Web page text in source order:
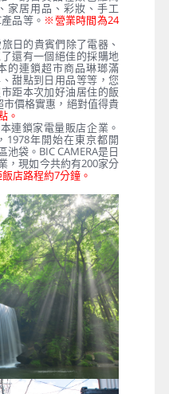
家居用品、彩妝、手工
品等。 ※營業時間為24
日的貴賓們除了電器、
還有一個絕佳的採購地
的連鎖超市商品琳瑯滿
甜點到日用品等等，您
距本次加好油居住的飯
價格實惠，絕對值得貴
。
連鎖家電量販店企業。
1978年開始在東京都開
袋。BIC CAMERA是日
，現如今共約有200家分
店路程約7分鐘。